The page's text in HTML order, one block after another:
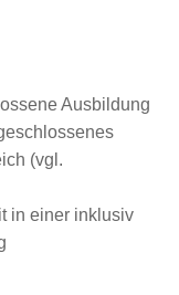
Ausbildung
(vgl.
in einer inklusiv